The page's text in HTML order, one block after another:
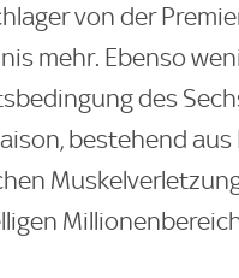
von der
mehr. Ebenso
des
bestehend